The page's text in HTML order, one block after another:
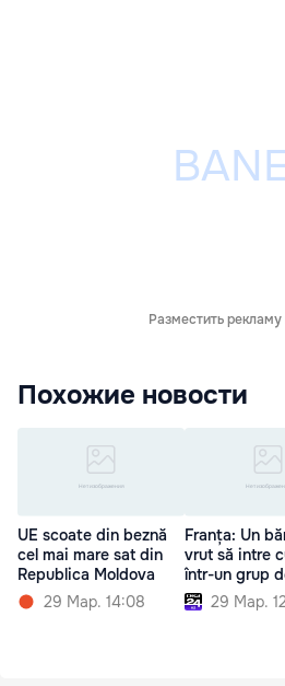
Разместить рекламу
Похожие новости
UE scoate din beznă
cel mai mare sat din
Republica Moldova
29 Мар. 14:08
Franța: Un
vrut să intre
într-un grup
29 Мар.